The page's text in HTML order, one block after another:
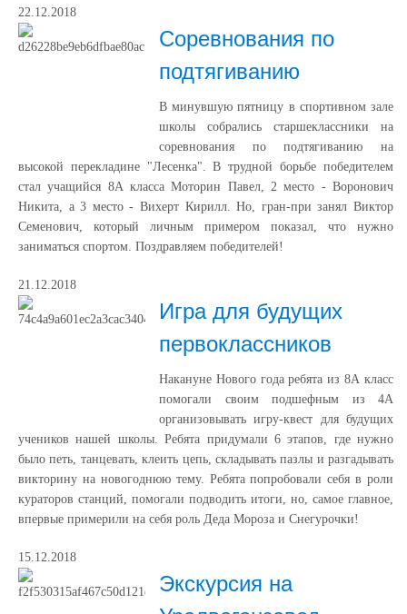
22.12.2018
Соревнования по
подтягиванию
В минувшую пятницу в спортивном зале
школы собрались старшеклассники на
соревнования по подтягиванию на
высокой перекладине "Лесенка". В трудной борьбе победителем
стал учащийся 8А класса Моторин Павел, 2 место - Воронович
Никита, а 3 место - Вихерт Кирилл. Но, гран-при занял Виктор
Семенович, который личным примером показал, что нужно
заниматься спортом. Поздравляем победителей!
21.12.2018
Игра для будущих
первоклассников
Накануне Нового года ребята из 8А класс
помогали своим подшефным из 4А
организовывать игру-квест для будущих
учеников нашей школы. Ребята придумали 6 этапов, где нужно
было петь, танцевать, клеить цепь, складывать пазлы и разгадывать
викторину на новогоднюю тему. Ребята попробовали себя в роли
кураторов станций, помогали подводить итоги, но, самое главное,
впервые примерили на себя роль Деда Мороза и Снегурочки!
15.12.2018
Экскурсия на